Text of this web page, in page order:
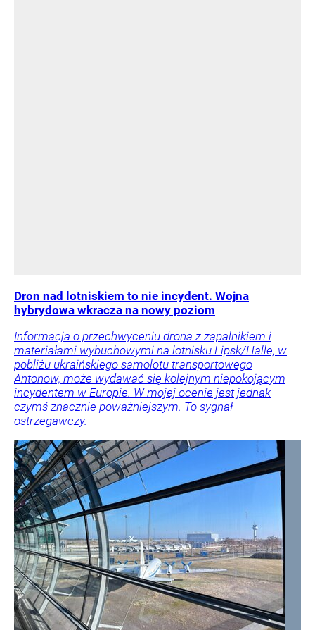
Dron nad lotniskiem to nie incydent. Wojna
hybrydowa wkracza na nowy poziom
Informacja o przechwyceniu drona z zapalnikiem i
materiałami wybuchowymi na lotnisku Lipsk/Halle, w
pobliżu ukraińskiego samolotu transportowego
Antonow, może wydawać się kolejnym niepokojącym
incydentem w Europie. W mojej ocenie jest jednak
czymś znacznie poważniejszym. To sygnał
ostrzegawczy.